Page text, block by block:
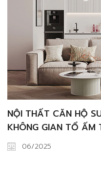
NỘI THẤT CĂN HỘ
KHÔNG GIAN TỔ ẤM
06/2025